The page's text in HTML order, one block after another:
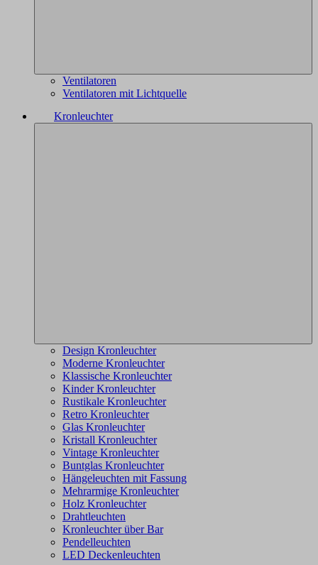
Ventilatoren
Ventilatoren mit Lichtquelle
Kronleuchter
Design Kronleuchter
Moderne Kronleuchter
Klassische Kronleuchter
Kinder Kronleuchter
Rustikale Kronleuchter
Retro Kronleuchter
Glas Kronleuchter
Kristall Kronleuchter
Vintage Kronleuchter
Buntglas Kronleuchter
Hängeleuchten mit Fassung
Mehrarmige Kronleuchter
Holz Kronleuchter
Drahtleuchten
Kronleuchter über Bar
Pendelleuchten
LED Deckenleuchten